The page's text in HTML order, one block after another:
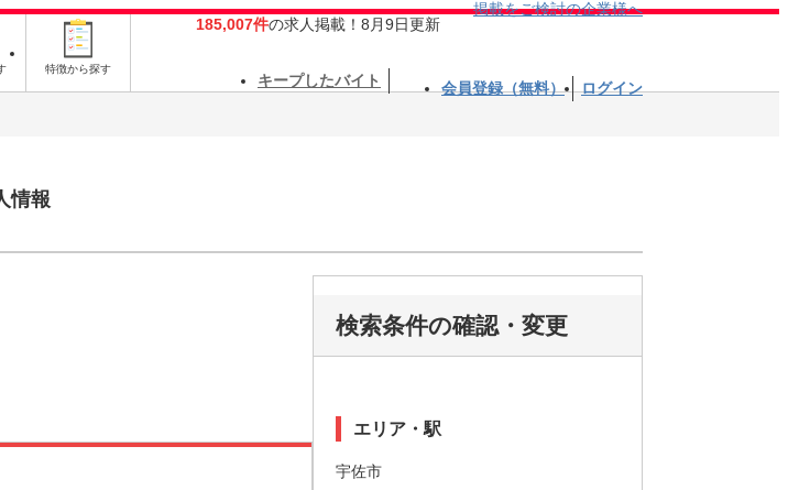
特徴から探す
185,007件の求人掲載！8月9日更新
掲載をご検討の企業様へ
キープしたバイト 会員登録（無料） ログイン
情報
検索条件の確認・変更
エリア・駅
宇佐市